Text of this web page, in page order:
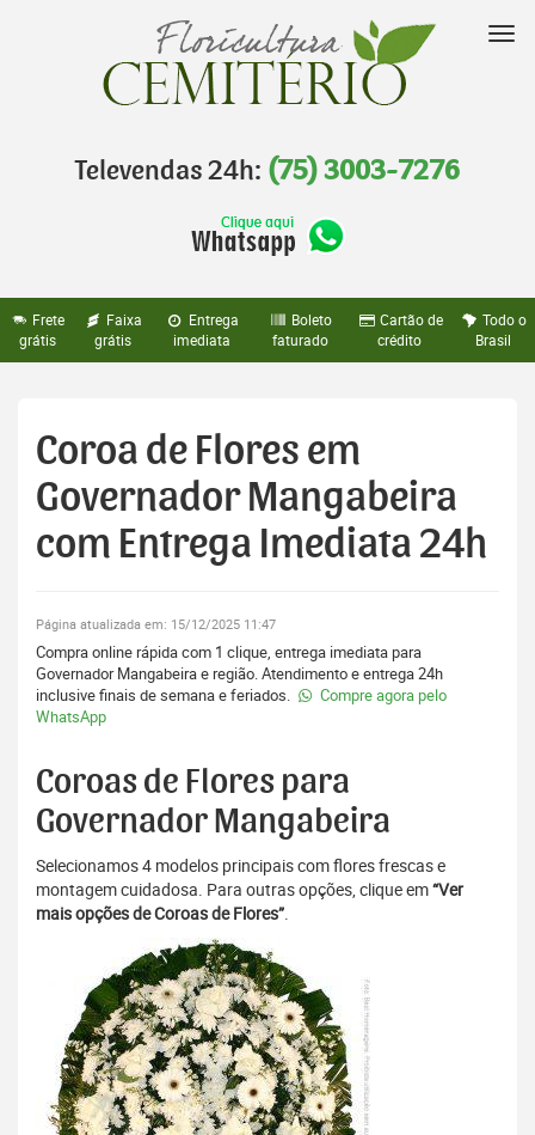
Televendas 24h: (75) 3003-7276
Frete
grátis
Faixa
grátis
Entrega
imediata
Boleto
faturado
Cartão de
crédito
Todo o
Brasil
Coroa de Flores em
Governador Mangabeira
com Entrega Imediata 24h
Página atualizada em: 15/12/2025 11:47
Compra online rápida com 1 clique, entrega imediata para
Governador Mangabeira e região. Atendimento e entrega 24h
inclusive finais de semana e feriados.
Compre agora pelo
WhatsApp
Coroas de Flores para
Governador Mangabeira
Selecionamos 4 modelos principais com flores frescas e
montagem cuidadosa. Para outras opções, clique em“Ver
mais opções de Coroas de Flores”.